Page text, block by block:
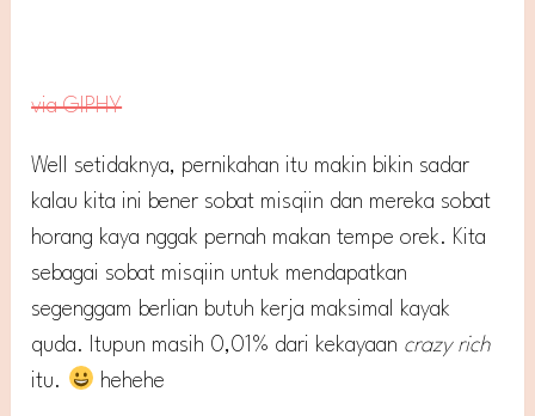
via GIPHY
Well setidaknya, pernikahan itu makin bikin sadar
kalau kita ini bener sobat misqiin dan mereka sobat
horang kaya nggak pernah makan tempe orek. Kita
sebagai sobat misqiin untuk mendapatkan
segenggam berlian butuh kerja maksimal kayak
quda. Itupun masih 0,01% dari kekayaan crazy rich
itu.
hehehe